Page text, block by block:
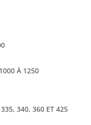
À 1250
340, 360 ET 425